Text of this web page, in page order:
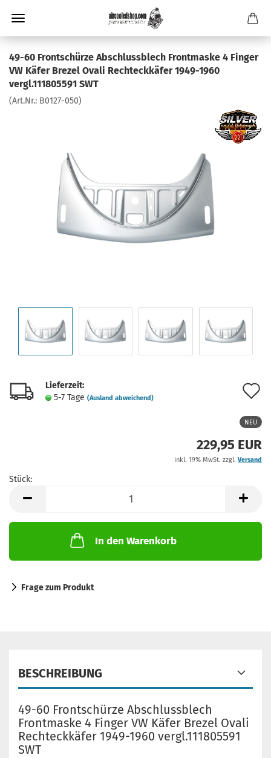
49-60 Frontschürze Abschlussblech Frontmaske 4 Finger
VW Käfer Brezel Ovali Rechteckkäfer 1949-1960
vergl.111805591 SWT
(Art.Nr.: B0127-050)
Lieferzeit:
5-7 Tage (Ausland abweichend)
NEU
229,95 EUR
inkl. 19% MwSt. zzgl. Versand
Stück:
In den Warenkorb
Frage zum Produkt
BESCHREIBUNG
49-60 Frontschürze Abschlussblech
Frontmaske 4 Finger VW Käfer Brezel Ovali
Rechteckkäfer 1949-1960 vergl.111805591
SWT